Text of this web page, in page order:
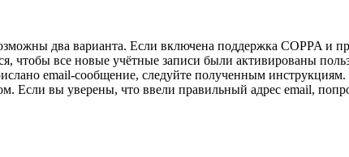
два варианта. Если включена поддержка COPPA и
чтобы все новые учётные записи были активированы
email-сообщение, следуйте полученным
Если вы уверены, что ввели правильный адрес email,